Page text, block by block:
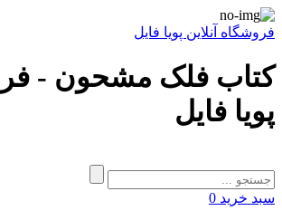
فروشگاه آنلاین پویا فایل
کتاب فلک مشحون -
پویا فایل
سبد خرید 0